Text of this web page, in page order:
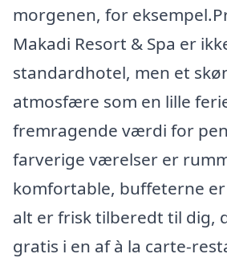
morgenen, for
Makadi Resort & Spa er
standardhotel, men et
atmosfære som en lille
fremragende værdi for
farverige værelser er
komfortable, buffeterne
alt er frisk tilberedt til dig,
gratis i en af à la carte-